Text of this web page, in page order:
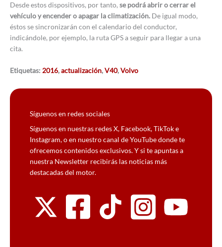
Desde estos dispositivos, por tanto,se podrá abrir o cerrar el
vehículo y encender o apagar la climatización. De igual modo,
éstos se sincronizarán con el calendario del conductor,
indicándole, por ejemplo, la ruta GPS a seguir para llegar a una
cita.
Etiquetas: 2016,actualización,V40,Volvo
Síguenos en redes sociales
Síguenos en nuestras redes X, Facebook, TikTok e
Instagram, o en nuestro canal de YouTube donde te
ofrecemos contenidos exclusivos. Y si te apuntas a
nuestra Newsletter recibirás las noticias más
destacadas del motor.